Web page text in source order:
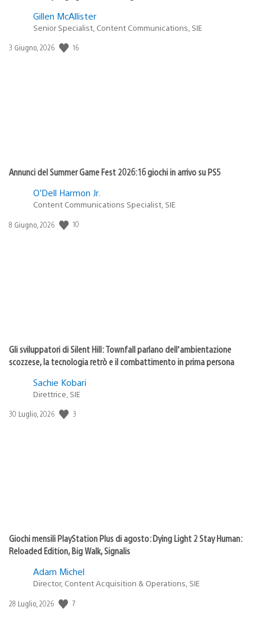
Gillen McAllister
Senior Specialist, Content Communications, SIE
Data
3 Giugno, 2026 16
Annunci del Summer Game Fest 2026: 16 giochi in arrivo su PS5
O’Dell Harmon Jr.
Content Communications Specialist, SIE
Data
8 Giugno, 2026 10
Gli sviluppatori di Silent Hill: Townfall parlano dell’ambientazione
scozzese, la tecnologia retrò e il combattimento in prima persona
Sachie Kobari
Direttrice, SIE
Data
30 Luglio, 2026 3
Giochi mensili PlayStation Plus di agosto: Dying Light 2 Stay Human:
Reloaded Edition, Big Walk, Signalis
Adam Michel
Director, Content Acquisition & Operations, SIE
Data
28 Luglio, 2026 7